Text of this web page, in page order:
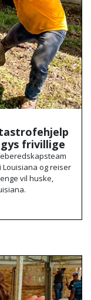
frivillige
og reiser
vil huske,